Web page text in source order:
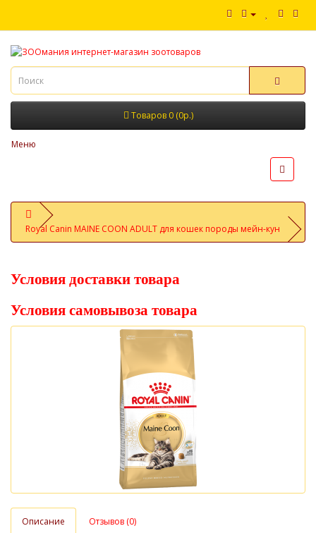
Товаров 0 (0р.)
Меню
Royal Canin MAINE COON ADULT для кошек породы мейн-кун
Условия доставки товара
Условия самовывоза товара
Описание Отзывов (0)